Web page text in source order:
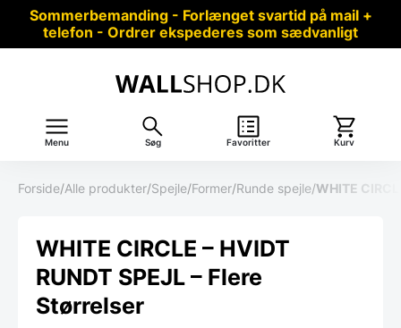
Sommerbemanding - Forlænget svartid på mail +
telefon - Ordrer ekspederes som sædvanligt
Menu Søg Favoritter Kurv
Forside/Alle produkter/Spejle/Former/Runde spejle/WHITE
WHITE CIRCLE – HVIDT
RUNDT SPEJL – Flere
Størrelser